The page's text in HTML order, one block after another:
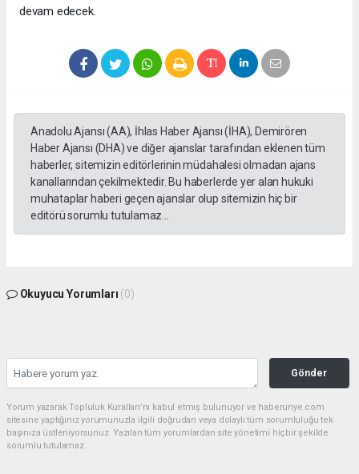
devam edecek.
Anadolu Ajansı (AA), İhlas Haber Ajansı (İHA), Demirören
Haber Ajansı (DHA) ve diğer ajanslar tarafından eklenen tüm
haberler, sitemizin editörlerinin müdahalesi olmadan ajans
kanallarından çekilmektedir. Bu haberlerde yer alan hukuki
muhataplar haberi geçen ajanslar olup sitemizin hiç bir
editörü sorumlu tutulamaz...
Okuyucu Yorumları (0)
Gönder
Yorum yazarak Topluluk Kuralları’nı kabul etmiş bulunuyor ve haberunye.com
sitesine yaptığınız yorumunuzla ilgili doğrudan veya dolaylı tüm sorumluluğu tek
başınıza üstleniyorsunuz. Yazılan tüm yorumlardan site yönetimi hiçbir şekilde
sorumlu tutulamaz.